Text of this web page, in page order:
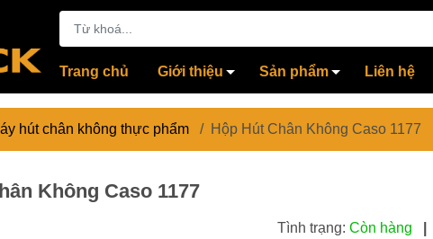
Trang chủ Giới thiệu Sản phẩm Liên hệ
hút chân không thực phẩm / Hộp Hút Chân Không Caso 1177
Không Caso 1177
Tình trạng: Còn hàng